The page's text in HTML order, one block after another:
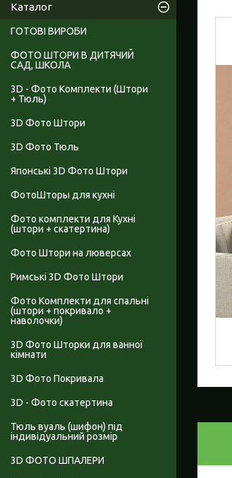
Каталог
ГОТОВІ ВИРОБИ
ФОТО ШТОРИ В ДИТЯЧИЙ
САД, ШКОЛА
3D - Фото Комплекти (Штори
+ Тюль)
3D Фото Штори
3D Фото Тюль
Японські 3D Фото Штори
ФотоШторы для кухні
Фото комплекти для Кухні
(штори + скатертина)
Фото Штори на люверсах
Римські 3D Фото Штори
Фото Комплекти для спальні
(штори + покривало +
наволочки)
3D Фото Шторки для ванної
кімнати
3D Фото Покривала
3D - Фото скатертина
Тюль вуаль (шифон) під
індивідуальний розмір
3D ФОТО ШПАЛЕРИ